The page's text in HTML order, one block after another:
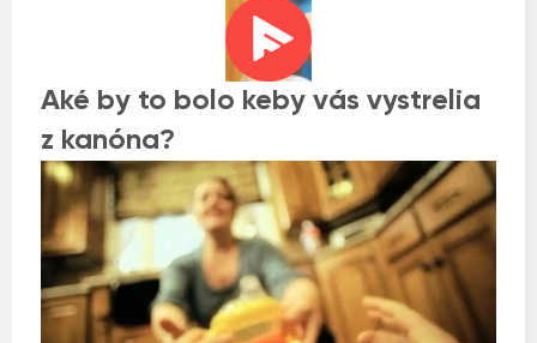
Aké by to bolo keby vás vystrelia
z kanóna?